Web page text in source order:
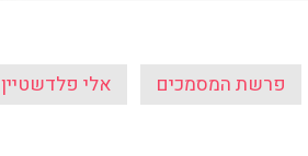
פרשת המסמכים אלי פלדשטיין